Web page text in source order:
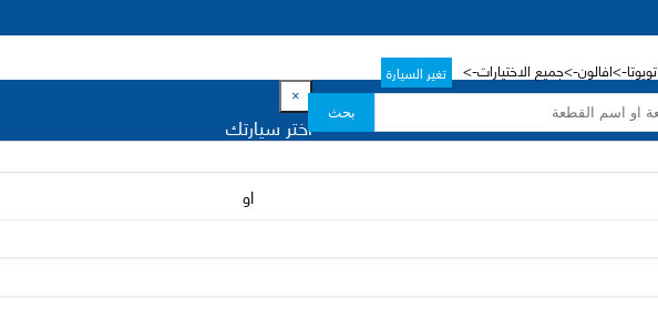
تويوتا->افالون->جميع الاختيارات-> تغير السيارة
بحث
×
اختر سيارتك
او